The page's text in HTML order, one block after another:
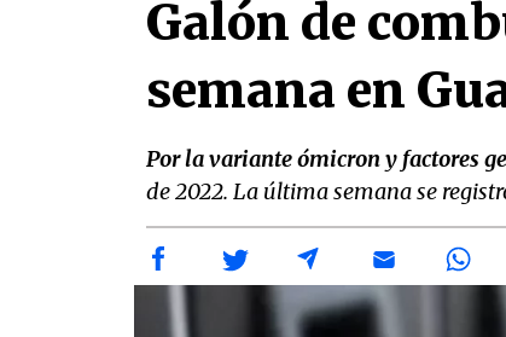
Galón de
semana en
Por la variante ómicron y factores
de 2022. La última semana se